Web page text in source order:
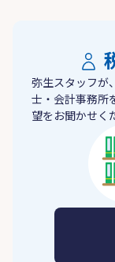
弥生スタッフが
士・会計事務所
望をお聞かせく